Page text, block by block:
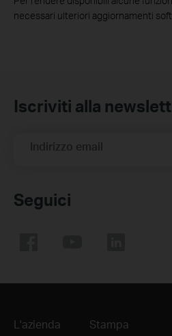
necessari ulteriori aggiornamenti
Iscriviti alla
Indirizzo email
Seguici
L'azienda Stampa